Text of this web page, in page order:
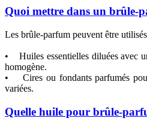
Quoi mettre dans un brûle-
Les brûle-parfum peuvent être
• Huiles essentielles diluées avec
homogène.
• Cires ou fondants parfumés
variées.
Quelle huile pour brûle-